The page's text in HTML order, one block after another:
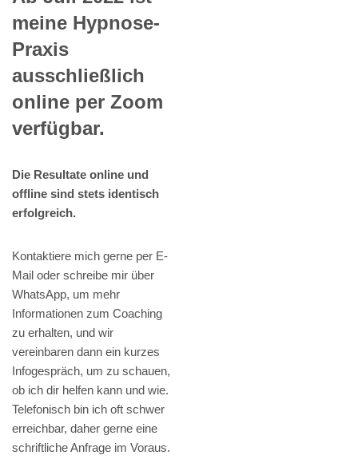
meine Hypnose-
Praxis
ausschließlich
online per Zoom
verfügbar.
Die Resultate online und
offline sind stets identisch
erfolgreich.
Kontaktiere mich gerne per E-
Mail oder schreibe mir über
WhatsApp, um mehr
Informationen zum Coaching
zu erhalten, und wir
vereinbaren dann ein kurzes
Infogespräch, um zu schauen,
ob ich dir helfen kann und wie.
Telefonisch bin ich oft schwer
erreichbar, daher gerne eine
schriftliche Anfrage im Voraus.